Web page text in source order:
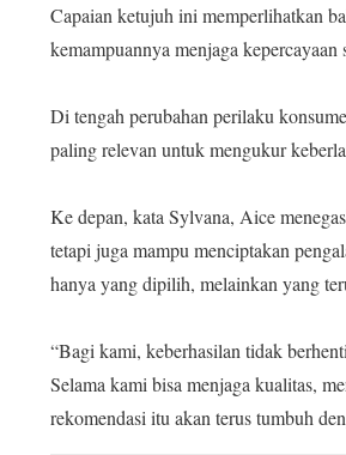
‎Capaian ketujuh ini memperlihatkan
kemampuannya menjaga kepercayaan
‎Di tengah perubahan perilaku
paling relevan untuk mengukur
‎Ke depan, kata Sylvana, Aice
tetapi juga mampu menciptakan
hanya yang dipilih, melainkan yang
“Bagi kami, keberhasilan tidak
Selama kami bisa menjaga kualitas,
rekomendasi itu akan terus tumbuh